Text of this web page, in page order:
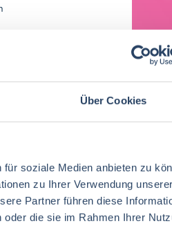
Über Cookies
soziale Medien anbieten zu
zu Ihrer Verwendung unserer
Partner führen diese
die sie im Rahmen Ihrer
Lösungen in den
Premixe mit